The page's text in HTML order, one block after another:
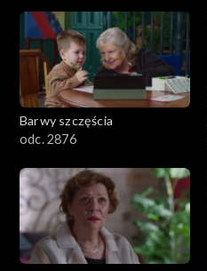
Barwy szczęścia
odc. 2876